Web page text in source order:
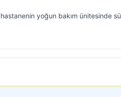
yoğun bakım ünitesinde